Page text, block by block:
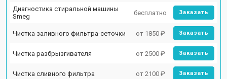
Диагностика стиральной машины
Smeg
бесплатно Заказать
Чистка заливного фильтра-сеточки от 1850 ₽ Заказать
Чистка разбрызгивателя от 2500 ₽ Заказать
Чистка сливного фильтра от 2100 ₽ Заказать